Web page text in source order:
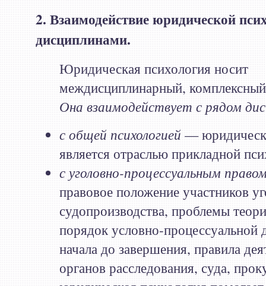
2. Взаимодействие юридической
дисциплинами.
Юридическая психология носит
междисциплинарный,
Она взаимодействует с рядом
с общей психологией—
является отраслью прикладной
с уголовно-процессуальным
правовое положение участников
судопроизводства, проблемы
порядок условно-процессуальной
начала до завершения, правила
органов расследования, суда,